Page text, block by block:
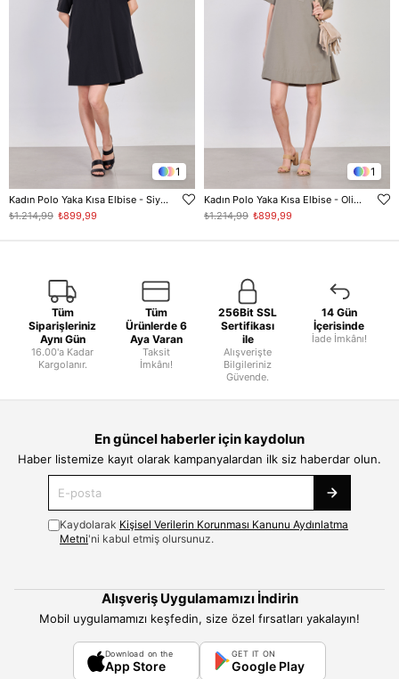
1
Kadın Polo Yaka Kısa Elbise - Siyah
₺899,99
₺1.214,99
1
Kadın Polo Yaka Kısa Elbise - Olive
₺899,99
₺1.214,99
Tüm
Siparişleriniz
Aynı Gün
16.00'a Kadar
Kargolanır.
Tüm
Ürünlerde 6
Aya Varan
Taksit
İmkânı!
256Bit SSL
Sertifikası
ile
Alışverişte
Bilgileriniz
Güvende.
14 Gün
İçerisinde
İade İmkânı!
En güncel haberler için kaydolun
Haber listemize kayıt olarak kampanyalardan ilk siz haberdar olun.
Kaydolarak Kişisel Verilerin Korunması Kanunu Aydınlatma
Metni'ni kabul etmiş olursunuz.
Alışveriş Uygulamamızı İndirin
Mobil uygulamamızı keşfedin, size özel fırsatları yakalayın!
Download on the
App Store
GET IT ON
Google Play